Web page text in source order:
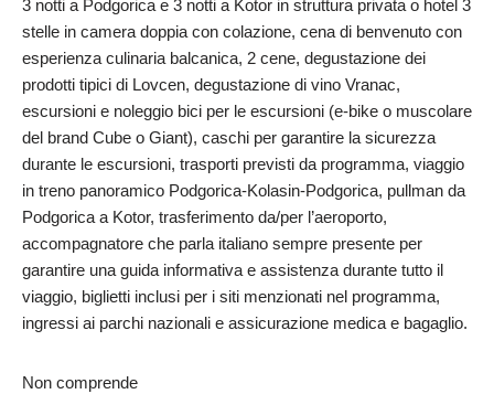
3 notti a Podgorica e 3 notti a Kotor in struttura privata o hotel 3
stelle in camera doppia con colazione, cena di benvenuto con
esperienza culinaria balcanica, 2 cene, degustazione dei
prodotti tipici di Lovcen, degustazione di vino Vranac,
escursioni e noleggio bici per le escursioni (e-bike o muscolare
del brand Cube o Giant), caschi per garantire la sicurezza
durante le escursioni, trasporti previsti da programma, viaggio
in treno panoramico Podgorica-Kolasin-Podgorica, pullman da
Podgorica a Kotor, trasferimento da/per l’aeroporto,
accompagnatore che parla italiano sempre presente per
garantire una guida informativa e assistenza durante tutto il
viaggio, biglietti inclusi per i siti menzionati nel programma,
ingressi ai parchi nazionali e assicurazione medica e bagaglio.
Non comprende